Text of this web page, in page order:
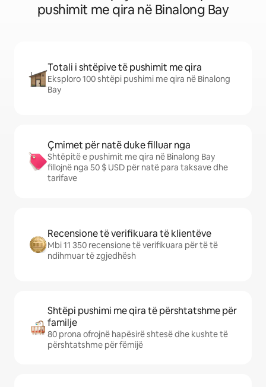
pushimit me qira në Binalong Bay
Totali i shtëpive të pushimit me qira
Eksploro 100 shtëpi pushimi me qira në Binalong
Bay
Çmimet për natë duke filluar nga
Shtëpitë e pushimit me qira në Binalong Bay
fillojnë nga 50 $ USD për natë para taksave dhe
tarifave
Recensione të verifikuara të klientëve
Mbi 11 350 recensione të verifikuara për të të
ndihmuar të zgjedhësh
Shtëpi pushimi me qira të përshtatshme për
familje
80 prona ofrojnë hapësirë shtesë dhe kushte të
përshtatshme për fëmijë